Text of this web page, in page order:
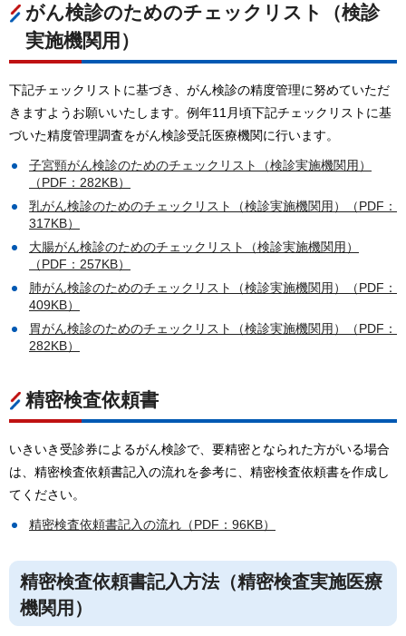
がん検診のためのチェックリスト（検診
実施機関用）
下記チェックリストに基づき、がん検診の精度管理に努めていただ
きますようお願いいたします。例年11月頃下記チェックリストに基
づいた精度管理調査をがん検診受託医療機関に行います。
子宮頸がん検診のためのチェックリスト（検診実施機関用）
（PDF：282KB）
乳がん検診のためのチェックリスト（検診実施機関用）（PDF：
317KB）
大腸がん検診のためのチェックリスト（検診実施機関用）
（PDF：257KB）
肺がん検診のためのチェックリスト（検診実施機関用）（PDF：
409KB）
胃がん検診のためのチェックリスト（検診実施機関用）（PDF：
282KB）
精密検査依頼書
いきいき受診券によるがん検診で、要精密となられた方がいる場合
は、精密検査依頼書記入の流れを参考に、精密検査依頼書を作成し
てください。
精密検査依頼書記入の流れ（PDF：96KB）
精密検査依頼書記入方法（精密検査実施医療
機関用）